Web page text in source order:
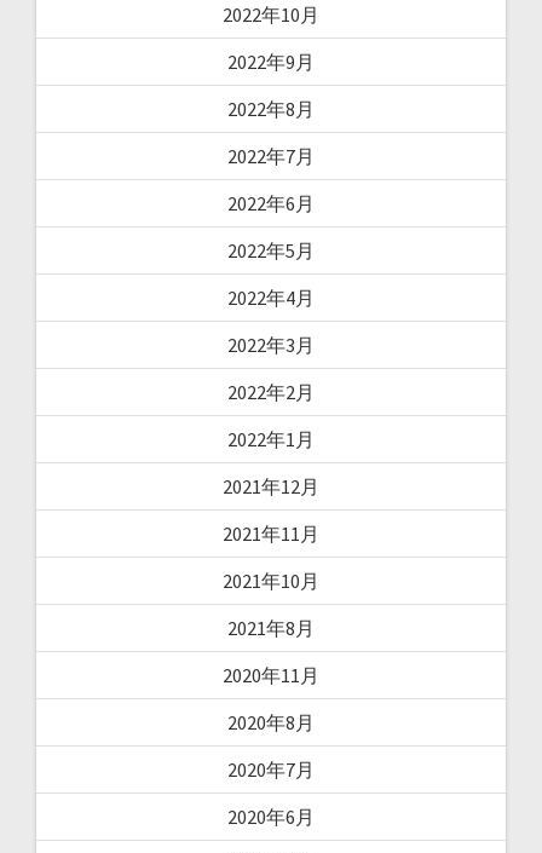
2022年10月
2022年9月
2022年8月
2022年7月
2022年6月
2022年5月
2022年4月
2022年3月
2022年2月
2022年1月
2021年12月
2021年11月
2021年10月
2021年8月
2020年11月
2020年8月
2020年7月
2020年6月